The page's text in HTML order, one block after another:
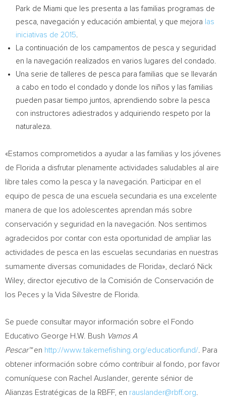
Park de Miami que les presenta a las familias programas de
pesca, navegación y educación ambiental, y que mejora las
iniciativas de 2015.
La continuación de los campamentos de pesca y seguridad
en la navegación realizados en varios lugares del condado.
Una serie de talleres de pesca para familias que se llevarán
a cabo en todo el condado y donde los niños y las familias
pueden pasar tiempo juntos, aprendiendo sobre la pesca
con instructores adiestrados y adquiriendo respeto por la
naturaleza.
«Estamos comprometidos a ayudar a las familias y los jóvenes
de Florida a disfrutar plenamente actividades saludables al aire
libre tales como la pesca y la navegación. Participar en el
equipo de pesca de una escuela secundaria es una excelente
manera de que los adolescentes aprendan más sobre
conservación y seguridad en la navegación. Nos sentimos
agradecidos por contar con esta oportunidad de ampliar las
actividades de pesca en las escuelas secundarias en nuestras
sumamente diversas comunidades de Florida», declaró Nick
Wiley, director ejecutivo de la Comisión de Conservación de
los Peces y la Vida Silvestre de Florida
Se puede consultar mayor información sobre el Fondo
Educativo George H.W. Bush Vamos A
Pescar™en http://www.takemefishing.org/educationfund/ . Para
obtener información sobre cómo contribuir al fondo, por favor
comuníquese con Rachel Auslander, gerente sénior de
Alianzas Estratégicas de la RBFF, en rauslander@rbff.org